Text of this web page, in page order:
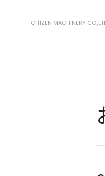
CITIZEN MACHINERY